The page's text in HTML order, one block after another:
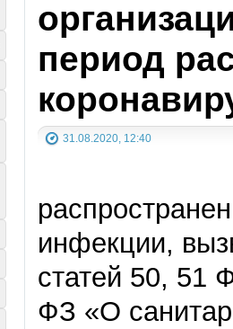
период
31.08.2020, 12:40
инфекции,
статей 50, 51
ФЗ «О